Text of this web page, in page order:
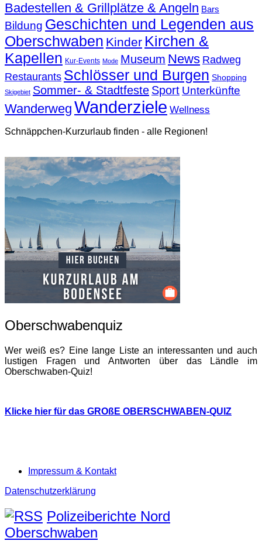
Badestellen & Grillplätze & Angeln Bars
Bildung Geschichten und Legenden aus
Oberschwaben Kinder Kirchen &
Kapellen Kur-Events Mode Museum News Radweg
Restaurants Schlösser und Burgen Shopping
Skigebiet Sommer- & Stadtfeste Sport Unterkünfte
Wanderweg Wanderziele Wellness
Schnäppchen-Kurzurlaub finden - alle Regionen!
Oberschwabenquiz
Wer weiß es? Eine lange Liste an interessanten und auch
lustigen Fragen und Antworten über das Ländle im
Oberschwaben-Quiz!
Klicke hier für das GROßE OBERSCHWABEN-QUIZ
Impressum & Kontakt
Datenschutzerklärung
Polizeiberichte Nord
Oberschwaben